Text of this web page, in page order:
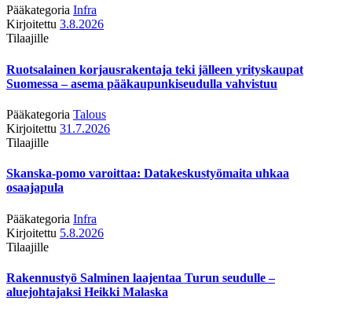
Pääkategoria Infra
Kirjoitettu 3.8.2026
Tilaajille
Ruotsalainen korjausrakentaja teki jälleen yrityskaupat
Suomessa – asema pääkaupunkiseudulla vahvistuu
Pääkategoria Talous
Kirjoitettu 31.7.2026
Tilaajille
Skanska-pomo varoittaa: Datakeskustyömaita uhkaa
osaajapula
Pääkategoria Infra
Kirjoitettu 5.8.2026
Tilaajille
Rakennustyö Salminen laajentaa Turun seudulle –
aluejohtajaksi Heikki Malaska